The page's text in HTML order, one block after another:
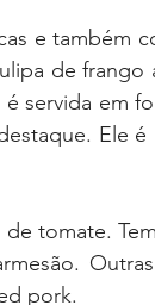
e também
de frango
servida em
Ele
de tomate.
pork.